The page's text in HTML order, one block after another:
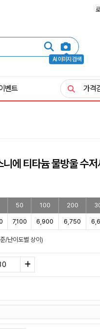
AI 이미지 검색
벤트 가격
니에 티타늄 물방울 수
50 100 200
7,100 6,900 6,750
/난이도별 상이)